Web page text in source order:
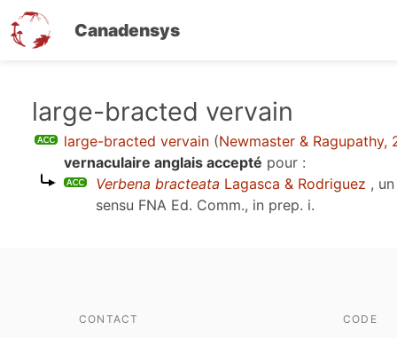
Canadensys
contenu
large-bracted vervain
large-bracted vervain (Newmaster & Ragupathy,
vernaculaire anglais accepté pour :
Verbena bracteata Lagasca & Rodriguez ,
sensu FNA Ed. Comm., in prep. i.
CONTACT CODE